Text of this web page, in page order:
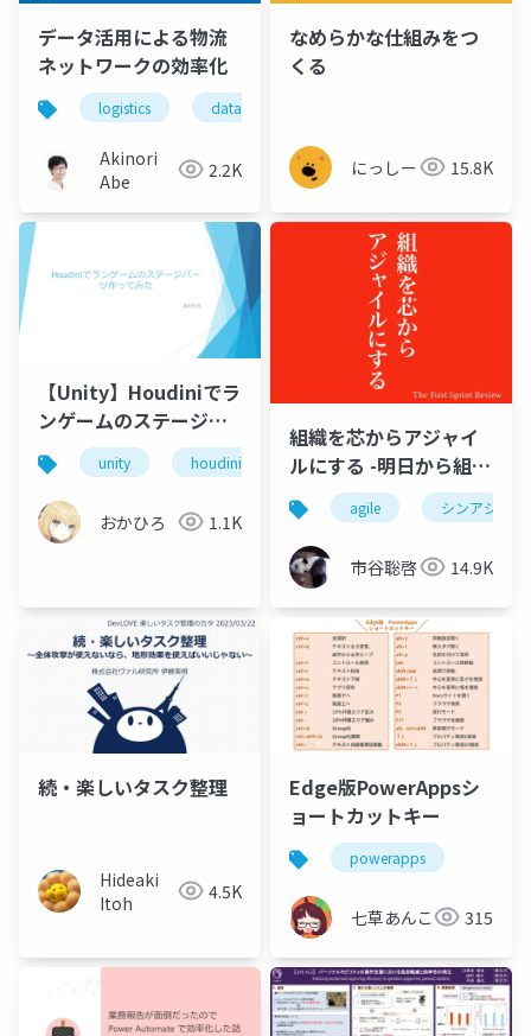
データ活用による物流
ネットワークの効率化
logistics data-driven
Akinori
Abe
2.2K
なめらかな仕組みをつ
くる
にっしー 15.8K
【Unity】Houdiniでラ
ンゲームのステージパ
ーツ作ってみた
unity houdini
おかひろ 1.1K
組織を芯からアジャイ
ルにする -明日から組
織、チームをアジャイ
ルにする第一歩を踏み
出そう-
agile シンアジャイ
市谷聡啓 14.9K
続・楽しいタスク整理
Hideaki
Itoh
4.5K
Edge版PowerAppsシ
ョートカットキー
powerapps
七草あんこ 315